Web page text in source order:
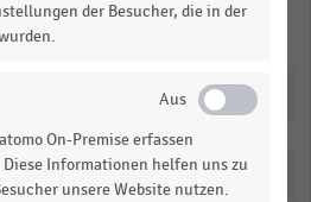
Teilen
der Besucher, die in der
On-Premise erfassen
Informationen helfen uns zu
unsere Website nutzen.